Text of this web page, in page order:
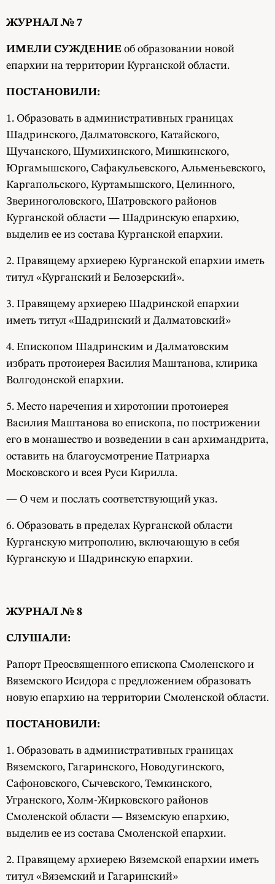
ЖУРНАЛ № 7
ИМЕЛИ СУЖДЕНИЕ об образовании новой
епархии на территории Курганской области.
ПОСТАНОВИЛИ:
1. Образовать в административных границах
Шадринского, Далматовского, Катайского,
Щучанского, Шумихинского, Мишкинского,
Юргамышского, Сафакульевского, Альменьевского,
Каргапольского, Куртамышского, Целинного,
Звериноголовского, Шатровского районов
Курганской области — Шадринскую епархию,
выделив ее из состава Курганской епархии.
2. Правящему архиерею Курганской епархии иметь
титул «Курганский и Белозерский».
3. Правящему архиерею Шадринской епархии
иметь титул «Шадринский и Далматовский»
4. Епископом Шадринским и Далматовским
избрать протоиерея Василия Маштанова, клирика
Волгодонской епархии.
5. Место наречения и хиротонии протоиерея
Василия Маштанова во епископа, по пострижении
его в монашество и возведении в сан архимандрита,
оставить на благоусмотрение Патриарха
Московского и всея Руси Кирилла.
— О чем и послать соответствующий указ.
6. Образовать в пределах Курганской области
Курганскую митрополию, включающую в себя
Курганскую и Шадринскую епархии.
ЖУРНАЛ № 8
СЛУШАЛИ:
Рапорт Преосвященного епископа Смоленского и
Вяземского Исидора с предложением образовать
новую епархию на территории Смоленской области.
ПОСТАНОВИЛИ:
1. Образовать в административных границах
Вяземского, Гагаринского, Новодугинского,
Сафоновского, Сычевского, Темкинского,
Угранского, Холм-Жирковского районов
Смоленской области — Вяземскую епархию,
выделив ее из состава Смоленской епархии.
2. Правящему архиерею Вяземской епархии иметь
титул «Вяземский и Гагаринский»